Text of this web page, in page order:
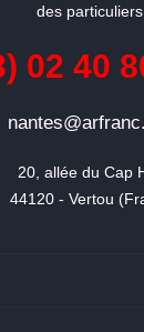
des
02 40
20, allée du Cap
44120 - Vertou